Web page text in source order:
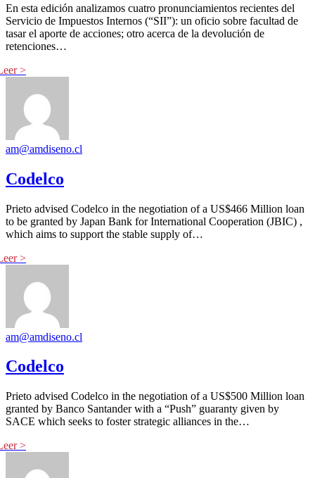
En esta edición analizamos cuatro pronunciamientos recientes del
Servicio de Impuestos Internos (“SII”): un oficio sobre facultad de
tasar el aporte de acciones; otro acerca de la devolución de
retenciones…
am@amdiseno.cl
Codelco
Prieto advised Codelco in the negotiation of a US$466 Million loan
to be granted by Japan Bank for International Cooperation (JBIC) ,
which aims to support the stable supply of…
am@amdiseno.cl
Codelco
Prieto advised Codelco in the negotiation of a US$500 Million loan
granted by Banco Santander with a “Push” guaranty given by
SACE which seeks to foster strategic alliances in the…